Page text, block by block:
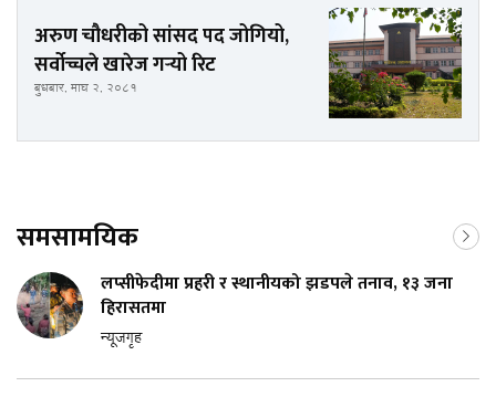
अरुण चौधरीको सांसद पद जोगियो,
सर्वोच्चले खारेज गर्‍यो रिट
बुधबार, माघ २, २०८१
समसामयिक
लप्सीफेदीमा प्रहरी र स्थानीयको झडपले तनाव, १३ जना
हिरासतमा
न्यूजगृह